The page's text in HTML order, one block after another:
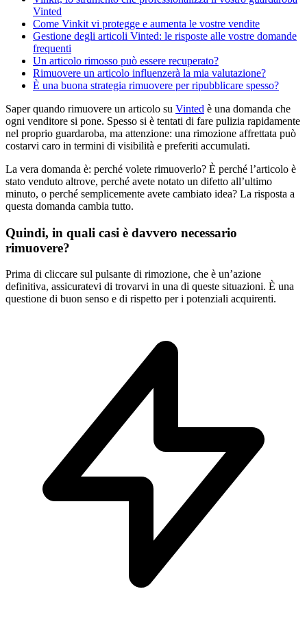
Vinted
Come Vinkit vi protegge e aumenta le vostre vendite
Gestione degli articoli Vinted: le risposte alle vostre domande
frequenti
Un articolo rimosso può essere recuperato?
Rimuovere un articolo influenzerà la mia valutazione?
È una buona strategia rimuovere per ripubblicare spesso?
Saper quando rimuovere un articolo su Vinted è una domanda che
ogni venditore si pone. Spesso si è tentati di fare pulizia rapidamente
nel proprio guardaroba, ma attenzione: una rimozione affrettata può
costarvi caro in termini di visibilità e preferiti accumulati.
La vera domanda è: perché volete rimuoverlo? È perché l’articolo è
stato venduto altrove, perché avete notato un difetto all’ultimo
minuto, o perché semplicemente avete cambiato idea? La risposta a
questa domanda cambia tutto.
Quindi, in quali casi è davvero necessario
rimuovere?
Prima di cliccare sul pulsante di rimozione, che è un’azione
definitiva, assicuratevi di trovarvi in una di queste situazioni. È una
questione di buon senso e di rispetto per i potenziali acquirenti.